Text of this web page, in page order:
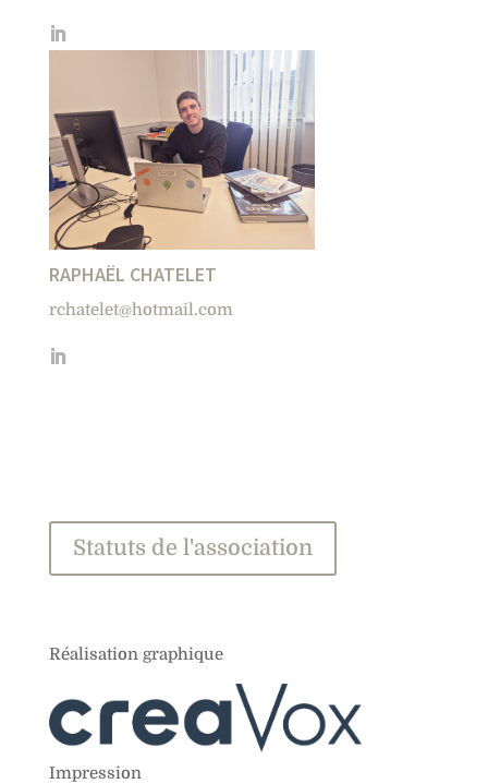
RAPHAËL CHATELET
rchatelet@hotmail.com
Statuts de l'association
Réalisation graphique
Impression